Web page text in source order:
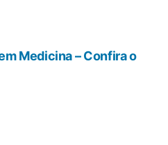
Medicina – Confira o